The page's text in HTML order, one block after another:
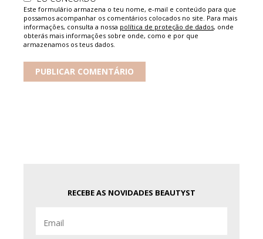
Este formulário armazena o teu nome, e-mail e conteúdo para que
possamos acompanhar os comentários colocados no site. Para mais
informações, consulta a nossa política de proteção de dados, onde
obterás mais informações sobre onde, como e por que
armazenamos os teus dados.
RECEBE AS NOVIDADES BEAUTYST